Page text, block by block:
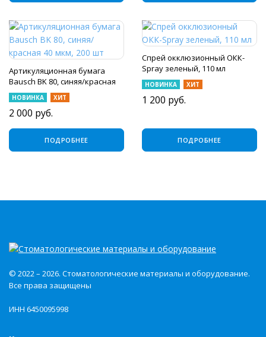
Артикуляционная бумага
Bausch BK 80, синяя/красная
40 мкм, 200 шт
НОВИНКА ХИТ
2 000 руб.
ПОДРОБНЕЕ
Спрей окклюзионный OКК-
Spray зеленый, 110 мл
НОВИНКА ХИТ
1 200 руб.
ПОДРОБНЕЕ
© 2022 – 2026. Стоматологические материалы и оборудование.
Все права защищены
ИНН 6450095998